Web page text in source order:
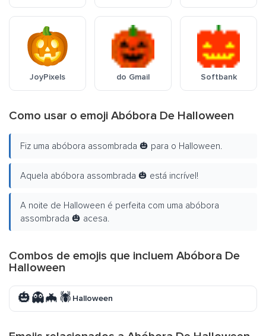
JoyPixels do Gmail Softbank
Como usar o emoji Abóbora De Halloween
Fiz uma abóbora assombrada 🎃 para o Halloween.
Aquela abóbora assombrada 🎃 está incrível!
A noite de Halloween é perfeita com uma abóbora
assombrada 🎃 acesa.
Combos de emojis que incluem Abóbora De
Halloween
🎃👻🦇🕷️ Halloween